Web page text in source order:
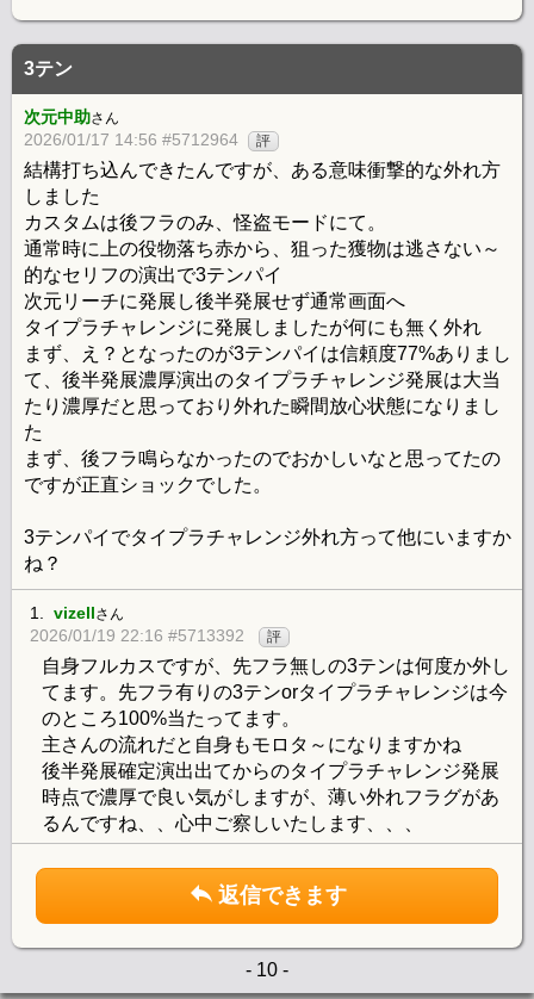
3テン
次元中助さん
2026/01/17 14:56 #5712964 評
結構打ち込んできたんですが、ある意味衝撃的な外れ方
しました
カスタムは後フラのみ、怪盗モードにて。
通常時に上の役物落ち赤から、狙った獲物は逃さない～
的なセリフの演出で3テンパイ
次元リーチに発展し後半発展せず通常画面へ
タイプラチャレンジに発展しましたが何にも無く外れ
まず、え？となったのが3テンパイは信頼度77%ありまし
て、後半発展濃厚演出のタイプラチャレンジ発展は大当
たり濃厚だと思っており外れた瞬間放心状態になりまし
た
まず、後フラ鳴らなかったのでおかしいなと思ってたの
ですが正直ショックでした。
3テンパイでタイプラチャレンジ外れ方って他にいますか
ね？
1. vizellさん
2026/01/19 22:16 #5713392 評
自身フルカスですが、先フラ無しの3テンは何度か外し
てます。先フラ有りの3テンorタイプラチャレンジは今
のところ100%当たってます。
主さんの流れだと自身もモロタ～になりますかね
後半発展確定演出出てからのタイプラチャレンジ発展
時点で濃厚で良い気がしますが、薄い外れフラグがあ
るんですね、、心中ご察しいたします、、、
返信できます
- 10 -